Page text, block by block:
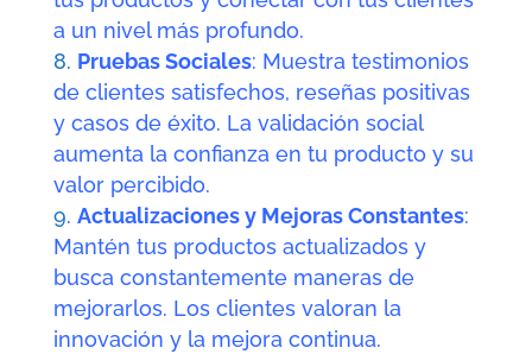
a un nivel más profundo.
Pruebas Sociales: Muestra testimonios
de clientes satisfechos, reseñas positivas
y casos de éxito. La validación social
aumenta la confianza en tu producto y su
valor percibido.
Actualizaciones y Mejoras Constantes:
Mantén tus productos actualizados y
busca constantemente maneras de
mejorarlos. Los clientes valoran la
innovación y la mejora continua.